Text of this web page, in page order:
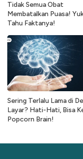
Tidak Semua Obat
Membatalkan Puasa!
Tahu Faktanya!
Sering Terlalu Lama di
Layar? Hati-Hati, Bisa
Popcorn Brain!